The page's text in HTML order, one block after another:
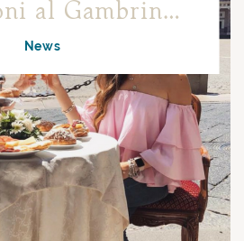
Le colazioni al Gambrinus diventano social!
News